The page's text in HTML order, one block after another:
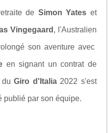
de Simon Yates et
Vingegaard , l'Australien
son aventure avec
en signant un contrat de
duGiro d'Italia2022 s'est
publié par son équipe.